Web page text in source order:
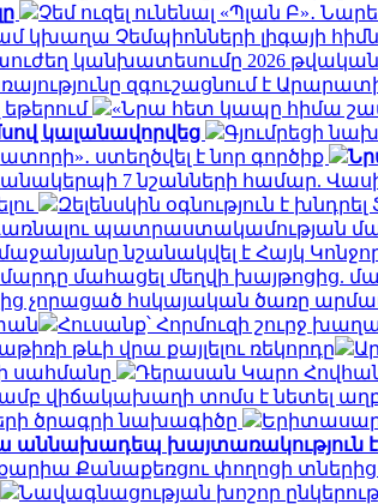
Չեմ ուզել ունենալ «Պլան Բ»․
Չեմպիոնների լիգայի
կանխատեսումը 2026
զգուշացնում է
եթերում
«Նրա հետ կապը հիմա
կալանավորվեց
Գյումրեցի
ստեղծվել է նոր գործիք
7 նշանների համար.
Զելենսկին օգնություն է
պատրաստակամության
նշանակվել է Հայկ
մահացել մեղվի խայթոցից.
չորացած հսկայական ծառը
Հուսանք՝ Հորմուզի շուրջ
թևի վրա քայլելու ռեկորդը
սահմանը
Դերասան Կարո
վիճակախաղի տոմս է նետել
ծրագրի նախագիծը
աննախադեպ խայտառակություն է.
Քանաքեռցու փողոցի տներից
Նավագնացության խոշոր